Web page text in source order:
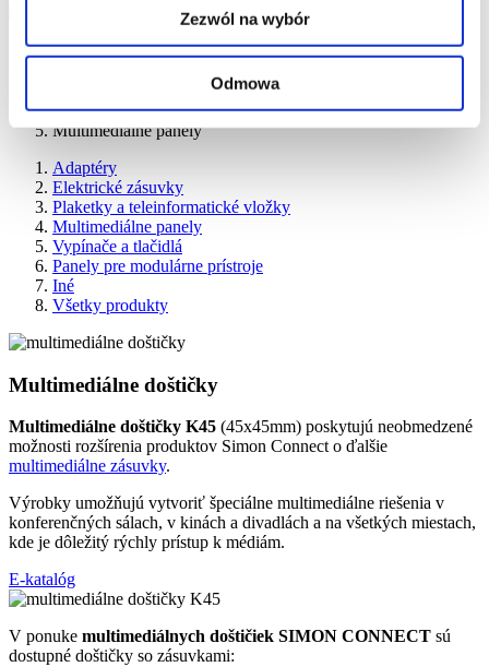
Zezwól na wybór
Odmowa
Kontakt-Simon
Systémy rozvodu elektrickej energie
Vybavenie
Multimediálne panely
Adaptéry
Elektrické zásuvky
Plaketky a teleinformatické vložky
Multimediálne panely
Vypínače a tlačidlá
Panely pre modulárne prístroje
Iné
Všetky produkty
Multimediálne doštičky
Multimediálne doštičky K45 (45x45mm) poskytujú neobmedzené
možnosti rozšírenia produktov Simon Connect o ďalšie
multimediálne zásuvky.
Výrobky umožňujú vytvoriť špeciálne multimediálne riešenia v
konferenčných sálach, v kinách a divadlách a na všetkých miestach,
kde je dôležitý rýchly prístup k médiám.
E-katalóg
V ponuke multimediálnych doštičiek SIMON CONNECT sú
dostupné doštičky so zásuvkami: